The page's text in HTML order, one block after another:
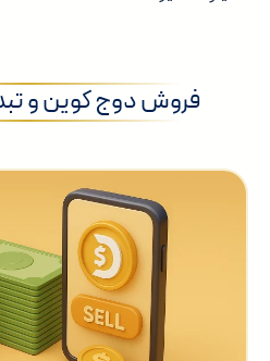
فروش دوج کوین و